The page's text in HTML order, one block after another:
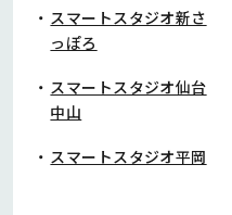
スマートスタジオ新さ
っぽろ
スマートスタジオ仙台
中山
スマートスタジオ平岡